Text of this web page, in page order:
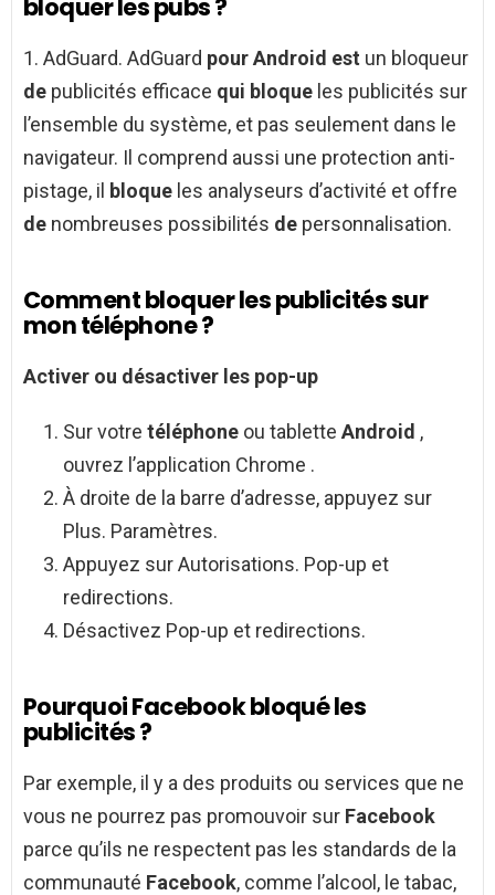
bloquer les pubs ?
1. AdGuard. AdGuard pour Android est un bloqueur
de publicités efficace qui bloque les publicités sur
l’ensemble du système, et pas seulement dans le
navigateur. Il comprend aussi une protection anti-
pistage, il bloque les analyseurs d’activité et offre
de nombreuses possibilités de personnalisation.
Comment bloquer les publicités sur
mon téléphone ?
Activer ou désactiver les pop-up
Sur votre téléphone ou tablette Android ,
ouvrez l’application Chrome .
À droite de la barre d’adresse, appuyez sur
Plus. Paramètres.
Appuyez sur Autorisations. Pop-up et
redirections.
Désactivez Pop-up et redirections.
Pourquoi Facebook bloqué les
publicités ?
Par exemple, il y a des produits ou services que ne
vous ne pourrez pas promouvoir sur Facebook
parce qu’ils ne respectent pas les standards de la
communauté Facebook, comme l’alcool, le tabac,